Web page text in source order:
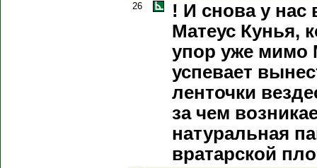
26
! И снова у нас
Матеус Кунья,
упор уже мимо
успевает
ленточки
за чем
натуральная
вратарской